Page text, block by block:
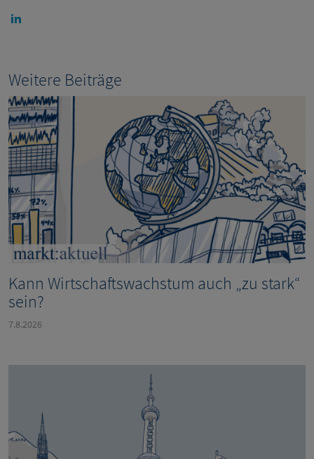
Weitere Beiträge
Kann Wirtschaftswachstum auch „zu stark“
sein?
7.8.2026